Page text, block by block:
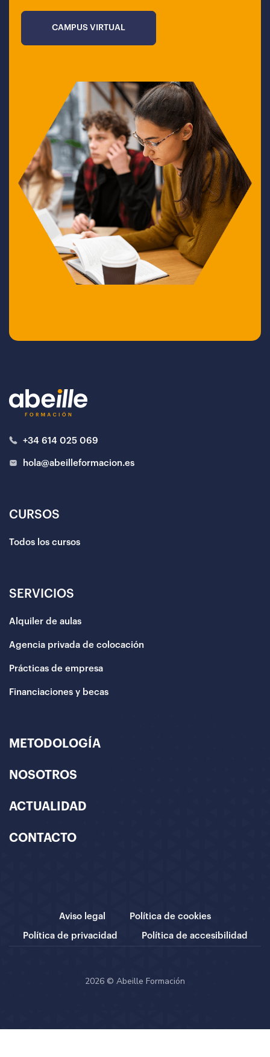
CAMPUS VIRTUAL
+34 614 025 069
hola@abeilleformacion.es
CURSOS
Todos los cursos
SERVICIOS
Alquiler de aulas
Agencia privada de colocación
Prácticas de empresa
Financiaciones y becas
METODOLOGÍA
NOSOTROS
ACTUALIDAD
CONTACTO
Aviso legal Política de cookies
Política de privacidad Política de accesibilidad
2026 © Abeille Formación